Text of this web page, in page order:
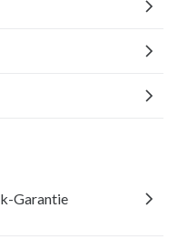
Garantie